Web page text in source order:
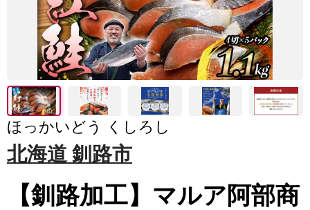
ほっかいどう くしろし
北海道 釧路市
【釧路加工】マルア阿部商